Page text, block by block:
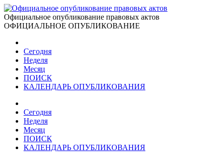
Официальное опубликование правовых актов
ОФИЦИАЛЬНОЕ ОПУБЛИКОВАНИЕ
Сегодня
Неделя
Месяц
ПОИСК
КАЛЕНДАРЬ ОПУБЛИКОВАНИЯ
Сегодня
Неделя
Месяц
ПОИСК
КАЛЕНДАРЬ ОПУБЛИКОВАНИЯ